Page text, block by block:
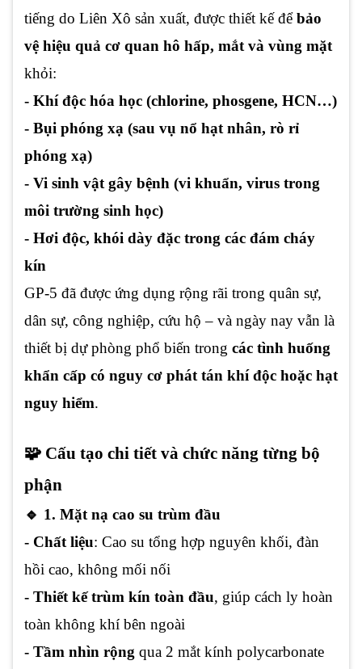
tiếng do Liên Xô sản xuất, được thiết kế đểbảo
vệ hiệu quả cơ quan hô hấp, mắt và vùng mặt
khỏi:
- Khí độc hóa học (chlorine, phosgene, HCN…)
- Bụi phóng xạ (sau vụ nổ hạt nhân, rò rỉ
phóng xạ)
- Vi sinh vật gây bệnh (vi khuẩn, virus trong
môi trường sinh học)
- Hơi độc, khói dày đặc trong các đám cháy
kín
GP-5 đã được ứng dụng rộng rãi trong quân sự,
dân sự, công nghiệp, cứu hộ – và ngày nay vẫn là
thiết bị dự phòng phổ biến trong các tình huống
khẩn cấp có nguy cơ phát tán khí độc hoặc hạt
nguy hiểm.
🧩 Cấu tạo chi tiết và chức năng từng bộ
phận
🔹 1. Mặt nạ cao su trùm đầu
- Chất liệu: Cao su tổng hợp nguyên khối, đàn
hồi cao, không mối nối
- Thiết kế trùm kín toàn đầu, giúp cách ly hoàn
toàn không khí bên ngoài
- Tầm nhìn rộng qua 2 mắt kính polycarbonate